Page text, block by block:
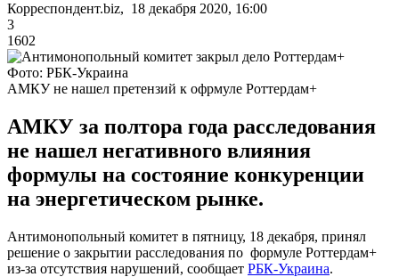
Корреспондент.biz, 18 декабря 2020, 16:00
3
1602
Фото: РБК-Украина
АМКУ не нашел претензий к офрмуле Роттердам+
АМКУ за полтора года расследования
не нашел негативного влияния
формулы на состояние конкуренции
на энергетическом рынке.
Антимонопольный комитет в пятницу, 18 декабря, принял
решение о закрытии расследования по формуле Роттердам+
из-за отсутствия нарушений, сообщает РБК-Украина.